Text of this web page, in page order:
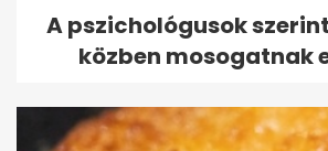
A pszichológusok
közben mosogatnak